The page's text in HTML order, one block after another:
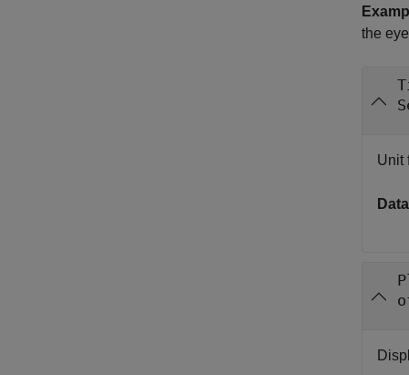
the
Unit